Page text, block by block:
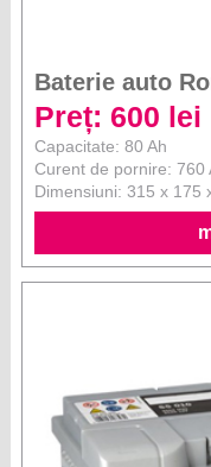
Baterie auto
Preț: 600 lei
Capacitate: 80 Ah
Curent de pornire: 760
Dimensiuni: 315 x 175